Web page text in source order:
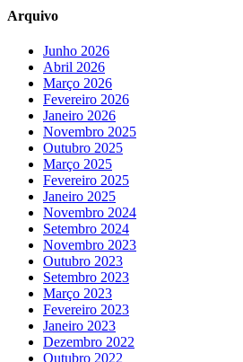
Arquivo
Junho 2026
Abril 2026
Março 2026
Fevereiro 2026
Janeiro 2026
Novembro 2025
Outubro 2025
Março 2025
Fevereiro 2025
Janeiro 2025
Novembro 2024
Setembro 2024
Novembro 2023
Outubro 2023
Setembro 2023
Março 2023
Fevereiro 2023
Janeiro 2023
Dezembro 2022
Outubro 2022